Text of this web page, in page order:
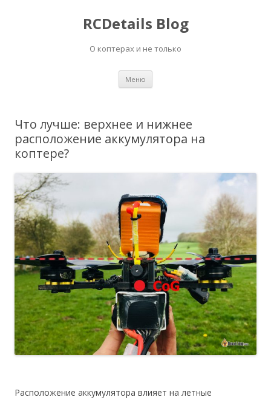
RCDetails Blog
О коптерах и не только
Меню
Что лучше: верхнее и нижнее
расположение аккумулятора на
коптере?
Расположение аккумулятора влияет на летные